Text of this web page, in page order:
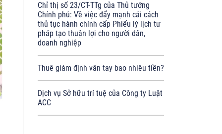
Chỉ thị số 23/CT-TTg của Thủ tướng
Chính phủ: Về việc đẩy mạnh cải cách
thủ tục hành chính cấp Phiếu lý lịch tư
pháp tạo thuận lợi cho người dân,
doanh nghiệp
Thuê giám định vân tay bao nhiêu tiền?
Dịch vụ Sở hữu trí tuệ của Công ty Luật
ACC